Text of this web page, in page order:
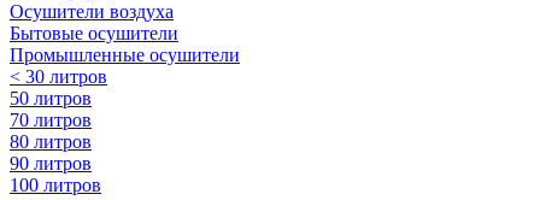
Осушители воздуха
Бытовые осушители
Промышленные осушители
< 30 литров
50 литров
70 литров
80 литров
90 литров
100 литров